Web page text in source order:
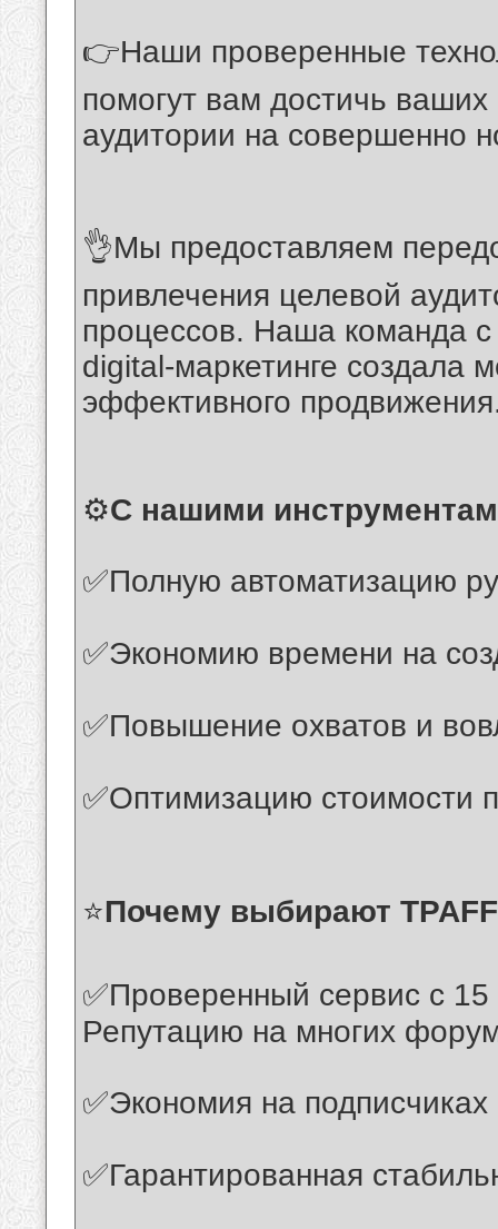
👉Наши проверенные
помогут вам достичь
аудитории на совершенно
👌Мы предоставляем
привлечения целевой
процессов. Наша команда
digital-маркетинге создала
эффективного
⚙️С нашими
✅Полную автоматизацию
✅Экономию времени на
✅Повышение охватов и
✅Оптимизацию стоимости
⭐️Почему выбирают
✅Проверенный сервис с
Репутацию на многих
✅Экономия на
✅Гарантированная